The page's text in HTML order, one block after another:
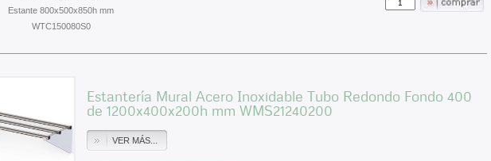
Estante 800x500x850h mm
WTC150080S0
Estantería Mural Acero Inoxidable Tubo Redondo Fondo 400
de 1200x400x200h mm WMS21240200
VER MÁS...